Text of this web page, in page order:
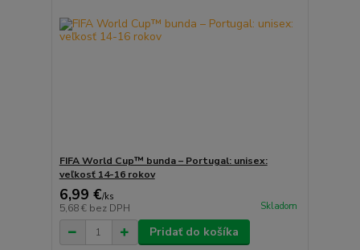
FIFA World Cup™ bunda – Portugal: unisex:
veľkosť 14-16 rokov
6,99 €/ks
5,68 € bez DPH Skladom
Pridať do košíka